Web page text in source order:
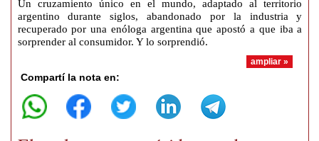
Un cruzamiento único en el mundo, adaptado al territorio
argentino durante siglos, abandonado por la industria y
recuperado por una enóloga argentina que apostó a que iba a
sorprender al consumidor. Y lo sorprendió.
ampliar »
Compartí la nota en: